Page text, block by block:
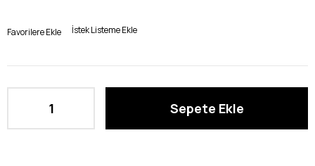
Favorilere Ekle İstek Listeme Ekle